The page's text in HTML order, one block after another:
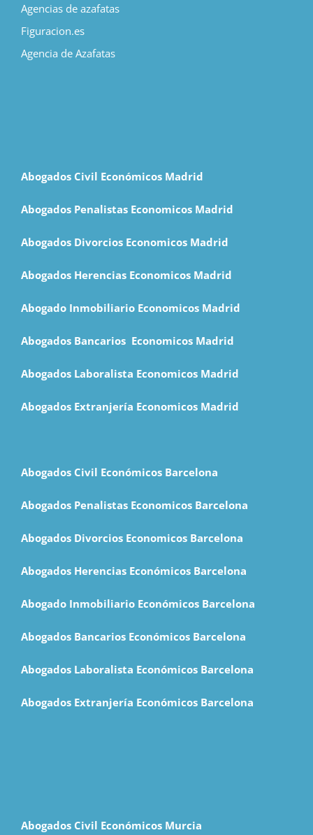
Agencias de azafatas
Figuracion.es
Agencia de Azafatas
Abogados Civil Económicos Madrid
Abogados Penalistas Economicos Madrid
Abogados Divorcios Economicos Madrid
Abogados Herencias Economicos Madrid
Abogado Inmobiliario Economicos Madrid
Abogados Bancarios Economicos Madrid
Abogados Laboralista Economicos Madrid
Abogados Extranjería Economicos Madrid
Abogados Civil Económicos Barcelona
Abogados Penalistas Economicos Barcelona
Abogados Divorcios Economicos Barcelona
Abogados Herencias Económicos Barcelona
Abogado Inmobiliario Económicos Barcelona
Abogados Bancarios Económicos Barcelona
Abogados Laboralista Económicos Barcelona
Abogados Extranjería Económicos Barcelona
Abogados Civil Económicos Murcia